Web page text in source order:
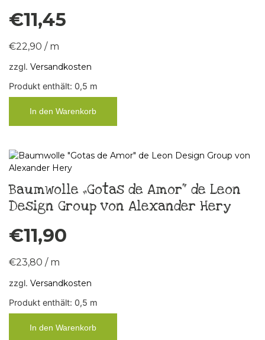
€11,45
€22,90 / m
zzgl. Versandkosten
Produkt enthält: 0,5 m
In den Warenkorb
Baumwolle „Gotas de Amor“ de Leon
Design Group von Alexander Hery
€11,90
€23,80 / m
zzgl. Versandkosten
Produkt enthält: 0,5 m
In den Warenkorb